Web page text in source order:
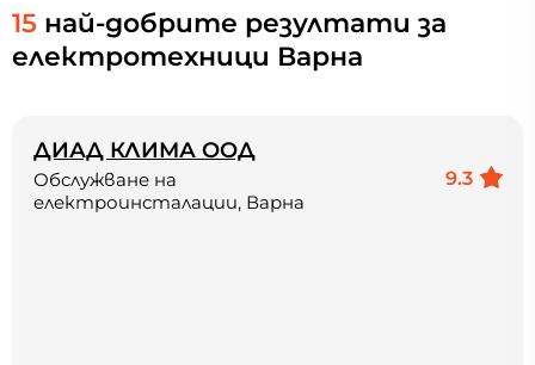
15 най-добрите резултати за
електротехници Варна
ДИАД КЛИМА ООД
9.3
Обслужване на
електроинсталации, Варна